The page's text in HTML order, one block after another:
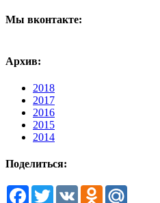
Мы вконтакте:
Архив:
2018
2017
2016
2015
2014
Поделиться:
Facebook
TwitterVK Odnoklassniki